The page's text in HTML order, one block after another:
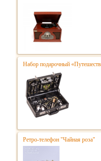
Набор подарочный
Ретро-телефон "Чайная роза"